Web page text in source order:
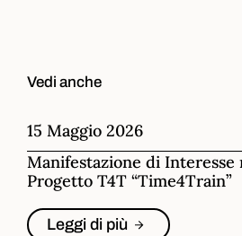
Vedi anche
15 Maggio 2026
Manifestazione di
Progetto T4T “Time4Train”
Leggi di più